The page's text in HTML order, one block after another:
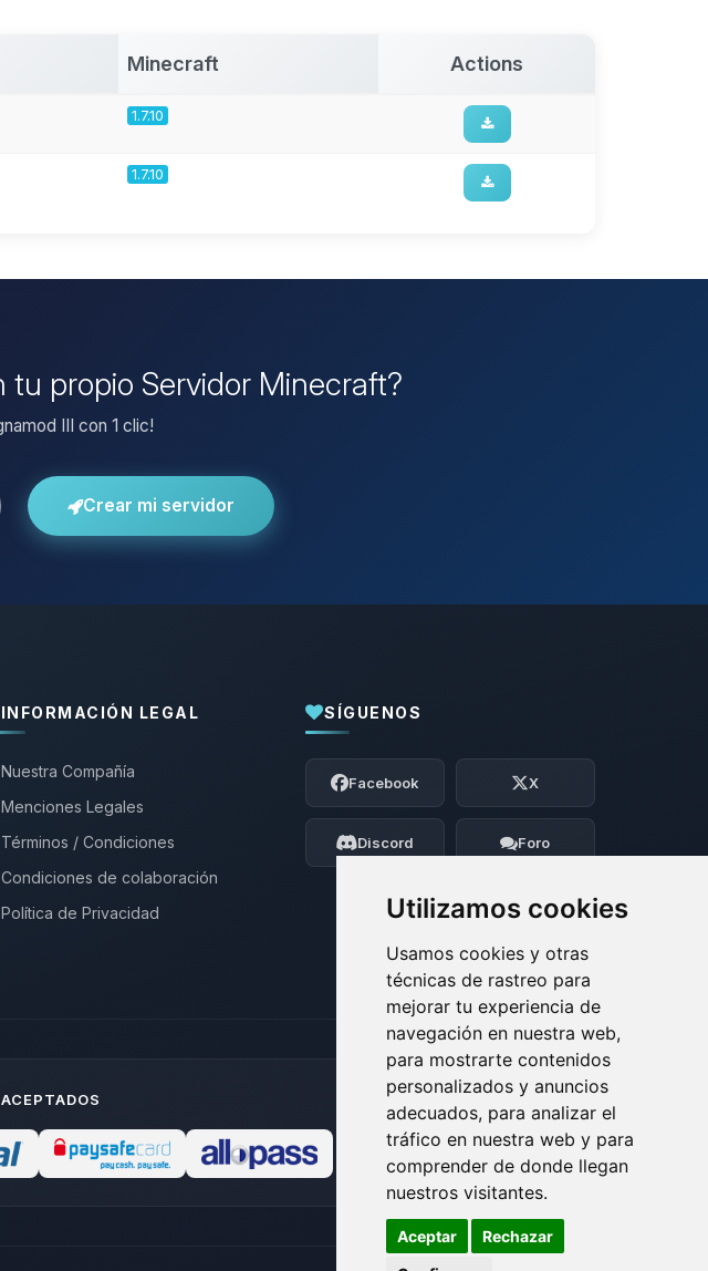
Utilizamos cookies
Usamos cookies y otras
técnicas de rastreo para
mejorar tu experiencia de
navegación en nuestra web,
para mostrarte contenidos
personalizados y anuncios
adecuados, para analizar el
tráfico en nuestra web y para
comprender de donde llegan
nuestros visitantes.
Aceptar
Rechazar
Minecraft Actions
1.7.10
1.7.10
tu propio Servidor Minecraft?
III con 1 clic!
Crear mi servidor
INFORMACIÓN LEGAL
Nuestra Compañía
Menciones Legales
Términos / Condiciones
Condiciones de colaboración
Política de Privacidad
SÍGUENOS
Facebook X
Discord Foro
Yupi, por fin alguien con quien hablar!
Soy Choupy, tu pequeno asistente de
BoxToPlay. Cuentame que necesitas y
moveré mis pequenos circuitos para
ayudarte.
06/08/2026 07:26